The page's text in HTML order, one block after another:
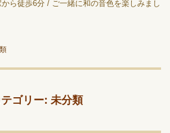
ら徒歩6分 / ご一緒に和の音色を楽しみまし
テゴリー: 未分類